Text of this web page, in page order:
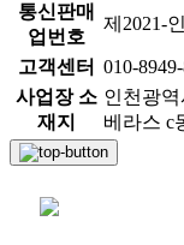
* 교환/반품 불가
불가능합니다.)
- 변심반품의 경
하셔야 하며, 제
통신판매
업번호
제2021-
고객센터 010-
사업장 소
재지
인천광역
베라스 c